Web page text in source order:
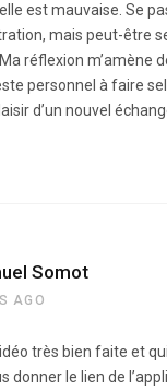
est mauvaise. Se
mais peut-être
réflexion m’amène
personnel à faire
d’un nouvel
Somot
AGO
très bien faite et
donner le lien de